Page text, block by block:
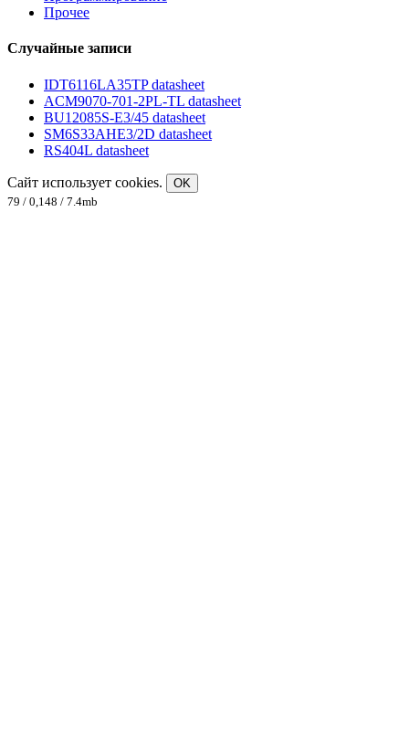
Прочее
Случайные записи
IDT6116LA35TP datasheet
ACM9070-701-2PL-TL datasheet
BU12085S-E3/45 datasheet
SM6S33AHE3/2D datasheet
RS404L datasheet
Сайт использует cookies.
OK
79 / 0,148 / 7.4mb